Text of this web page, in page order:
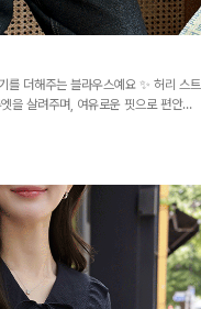
를 더해주는 블라우스예요 ✨ 허리 스트
을 살려주며, 여유로운 핏으로 편안하